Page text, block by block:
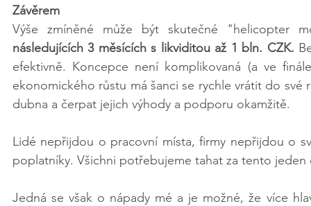
Závěrem
Výše zmíněné může být skutečné "helicopter
následujících 3 měsících s likviditou až 1 bln. CZK.
efektivně. Koncepce není komplikovaná (a ve
ekonomického růstu má šanci se rychle vrátit do
dubna a čerpat jejich výhody a podporu okamžitě.
Lidé nepřijdou o pracovní místa, firmy nepřijdou o
poplatníky. Všichni potřebujeme tahat za tento jeden
Jedná se však o nápady mé a je možné, že více